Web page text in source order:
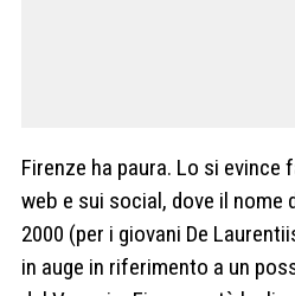
Firenze ha paura. Lo si evince
web e sui social, dove il nome
2000 (per i giovani De
in auge in riferimento a un